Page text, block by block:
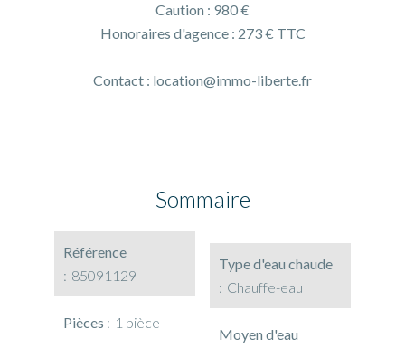
Caution : 980 €
Honoraires d'agence : 273 € TTC
Contact : location@immo-liberte.fr
Sommaire
Référence
85091129
Pièces 1 pièce
Type d'eau chaude
Chauffe-eau
Moyen d'eau